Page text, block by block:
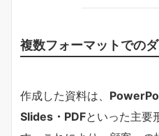
複数フォーマットでの
作成した資料は、
Slides・PDFといった主要